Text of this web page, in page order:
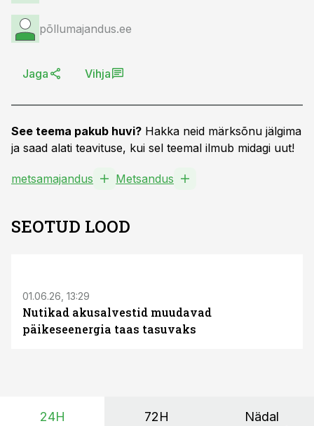
põllumajandus.ee
Jaga Vihja
See teema pakub huvi? Hakka neid märksõnu jälgima
ja saad alati teavituse, kui sel teemal ilmub midagi uut!
metsamajandus Metsandus
SEOTUD LOOD
01.06.26, 13:29
Nutikad akusalvestid muudavad
päikeseenergia taas tasuvaks
24H 72H Nädal